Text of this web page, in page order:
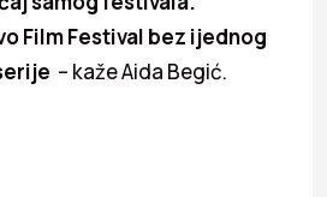
Film Festival bez ijednog
– kaže Aida Begić.